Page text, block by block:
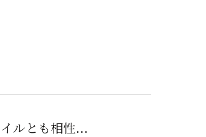
ルとも相性...